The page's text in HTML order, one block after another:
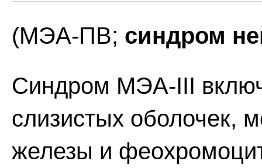
(МЭА-ПВ; синдром
Синдром МЭА-III
слизистых оболочек,
железы и